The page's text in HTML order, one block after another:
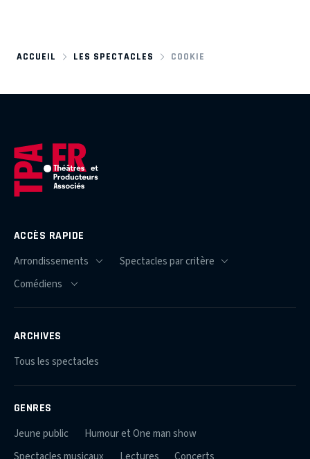
ACCUEIL LES SPECTACLES COOKIE
ACCÈS RAPIDE
ARCHIVES
Tous les spectacles
GENRES
Jeune public
Humour et One man show